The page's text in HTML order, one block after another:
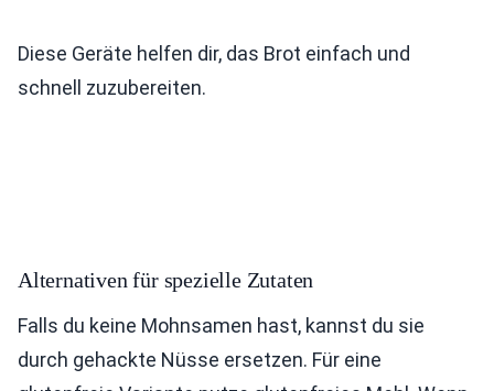
Diese Geräte helfen dir, das Brot einfach und
schnell zuzubereiten.
Alternativen für spezielle Zutaten
Falls du keine Mohnsamen hast, kannst du sie
durch gehackte Nüsse ersetzen. Für eine